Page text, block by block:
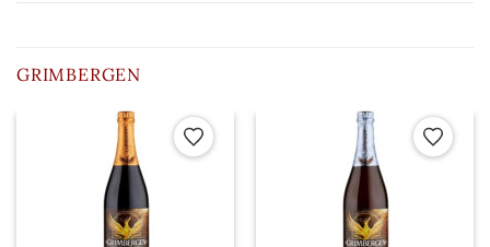
GRIMBERGEN
Aggiungi ai preferiti